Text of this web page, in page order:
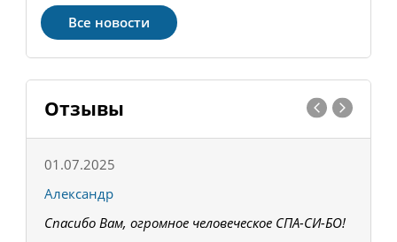
Все новости
Отзывы
01.07.2025
Александр
Спасибо Вам, огромное человеческое СПА-СИ-БО!